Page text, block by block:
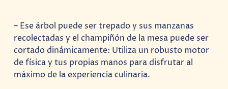
– Ese árbol puede ser trepado y sus manzanas
recolectadas y el champiñón de la mesa puede ser
cortado dinámicamente: Utiliza un robusto motor
de física y tus propias manos para disfrutar al
máximo de la experiencia culinaria.